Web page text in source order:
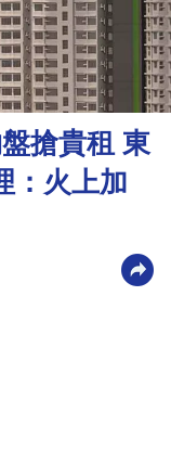
搶貴租 東
：火上加